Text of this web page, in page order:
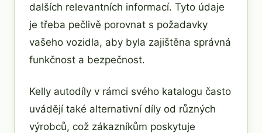
dalších relevantních informací. Tyto údaje
je třeba pečlivě porovnat s požadavky
vašeho vozidla, aby byla zajištěna správná
funkčnost a bezpečnost.
Kelly autodíly v rámci svého katalogu často
uvádějí také alternativní díly od různých
výrobců, což zákazníkům poskytuje